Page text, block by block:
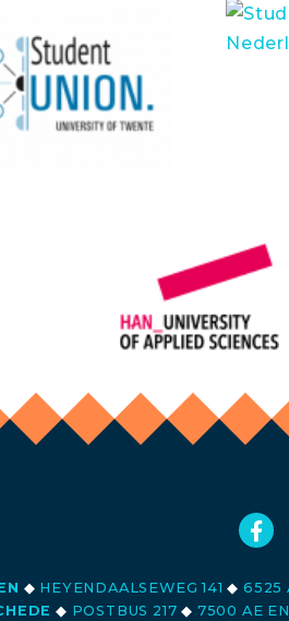
◆ HEYENDAALSEWEG 141◆ 6525
◆ POSTBUS 217◆ 7500 AE